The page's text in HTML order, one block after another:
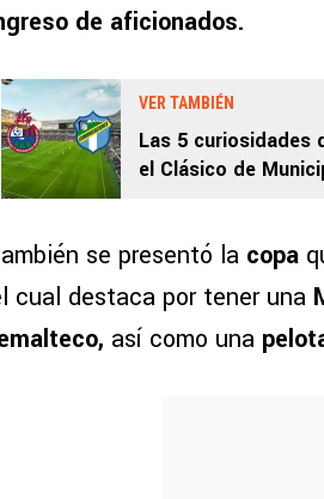
de aficionados.
VER TAMBIÉN
Las 5 curiosidades
el Clásico de
se presentó la copa
cual destaca por tener una
así como una